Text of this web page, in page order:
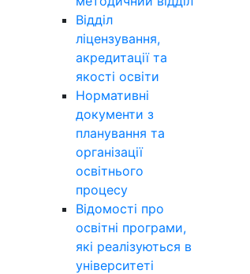
Відділ
ліцензування,
акредитації та
якості освіти
Нормативні
документи з
планування та
організації
освітнього
процесу
Відомості про
освітні програми,
які реалізуються в
університеті